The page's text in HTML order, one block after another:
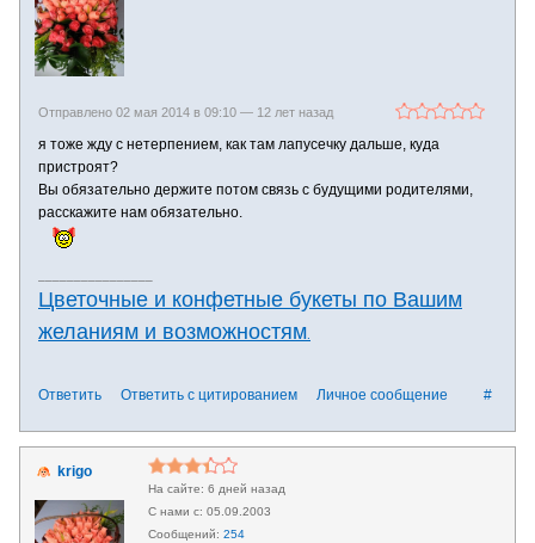
Отправлено 02 мая 2014 в 09:10 — 12 лет назад
я тоже жду с нетерпением, как там лапусечку дальше, куда
пристроят?
Вы обязательно держите потом связь с будущими родителями,
расскажите нам обязательно.
Цветочные и конфетные букеты по Вашим
желаниям и возможностям.
#
Ответить Ответить с цитированием Личное сообщение
krigo
6 дней назад
05.09.2003
254